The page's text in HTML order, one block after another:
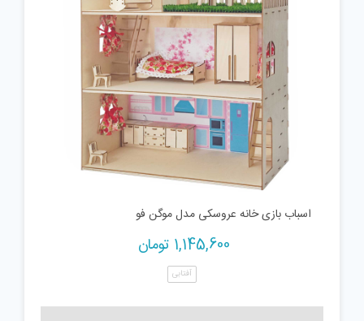
اسباب بازی خانه عروسکی مدل موگن فو
1,145,600 تومان
آفتابی